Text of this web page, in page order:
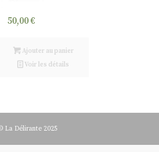
50,00€
Ajouter au panier
Voir les détails
La Délirante 2025